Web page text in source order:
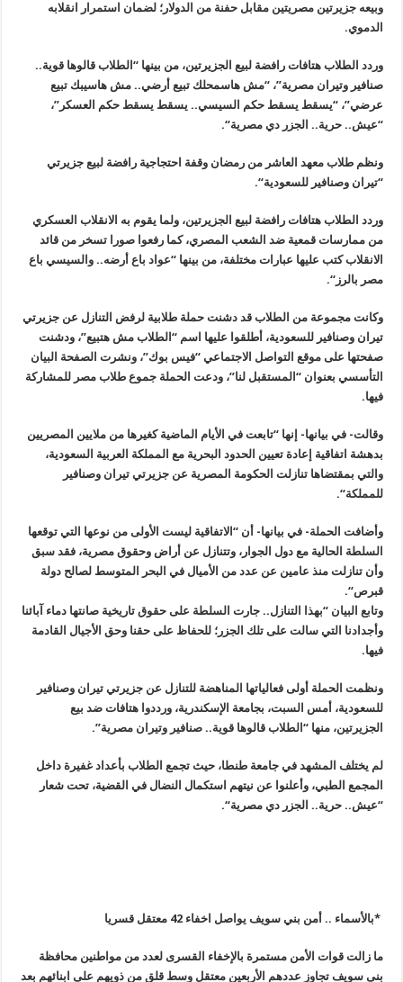
وبيعه جزيرتين مصريتين مقابل حفنة من الدولار؛ لضمان استمرار انقلابه
الدموي.
وردد الطلاب هتافات رافضة لبيع الجزيرتين، من بينها “الطلاب قالوها قوية..
صنافير وتيران مصرية”، “مش هاسمحلك تبيع أرضي.. مش هاسيبك تبيع
عرضي”، “يسقط يسقط حكم السيسي.. يسقط يسقط حكم العسكر”،
“عيش.. حرية.. الجزر دي مصرية“.
ونظم طلاب معهد العاشر من رمضان وقفة احتجاجية رافضة لبيع جزيرتي
“تيران وصنافير للسعودية“.
وردد الطلاب هتافات رافضة لبيع الجزيرتين، ولما يقوم به الانقلاب العسكري
من ممارسات قمعية ضد الشعب المصري، كما رفعوا صورا تسخر من قائد
الانقلاب كتب عليها عبارات مختلفة، من بينها “عواد باع أرضه.. والسيسي باع
مصر بالرز“.
وكانت مجموعة من الطلاب قد دشنت حملة طلابية لرفض التنازل عن جزيرتي
تيران وصنافير للسعودية، أطلقوا عليها اسم “الطلاب مش هتبيع”، ودشنت
صفحتها على موقع التواصل الاجتماعي “فيس بوك”، ونشرت الصفحة البيان
التأسسي بعنوان “المستقبل لنا”، ودعت الحملة جموع طلاب مصر للمشاركة
فيها.
وقالت- في بيانها- إنها “تابعت في الأيام الماضية كغيرها من ملايين المصريين
بدهشة اتفاقية إعادة تعيين الحدود البحرية مع المملكة العربية السعودية،
والتي بمقتضاها تنازلت الحكومة المصرية عن جزيرتي تيران وصنافير
للمملكة“.
وأضافت الحملة- في بيانها- أن “اﻻتفاقية ليست الأولى من نوعها التي توقعها
السلطة الحالية مع دول الجوار، وتتنازل عن أراض وحقوق مصرية، فقد سبق
وأن تنازلت منذ عامين عن عدد من الأميال في البحر المتوسط لصالح دولة
قبرص“.
وتابع البيان “بهذا التنازل.. جارت السلطة على حقوق تاريخية صانتها دماء آبائنا
وأجدادنا التي سالت على تلك الجزر؛ للحفاظ على حقنا وحق الأجيال القادمة
فيها.
ونظمت الحملة أولى فعالياتها المناهضة للتنازل عن جزيرتي تيران وصنافير
للسعودية، أمس السبت، بجامعة الإسكندرية، ورددوا هتافات ضد بيع
الجزيرتين، منها “الطلاب قالوها قوية.. صنافير وتيران مصرية”.
لم يختلف المشهد في جامعة طنطا، حيث تجمع الطلاب بأعداد غفيرة داخل
المجمع الطبي، وأعلنوا عن نيتهم استكمال النضال في القضية، تحت شعار
“عيش..حرية.. الجزر دي مصرية“.
*بالأسماء .. أمن بني سويف يواصل اخفاء 42 معتقل قسريا
ما زالت قوات الأمن مستمرة بالإخفاء القسرى لعدد من مواطنين محافظة
بنى سويف تجاوز عددهم الأربعين معتقل وسط قلق من ذويهم على ابنائهم بعد